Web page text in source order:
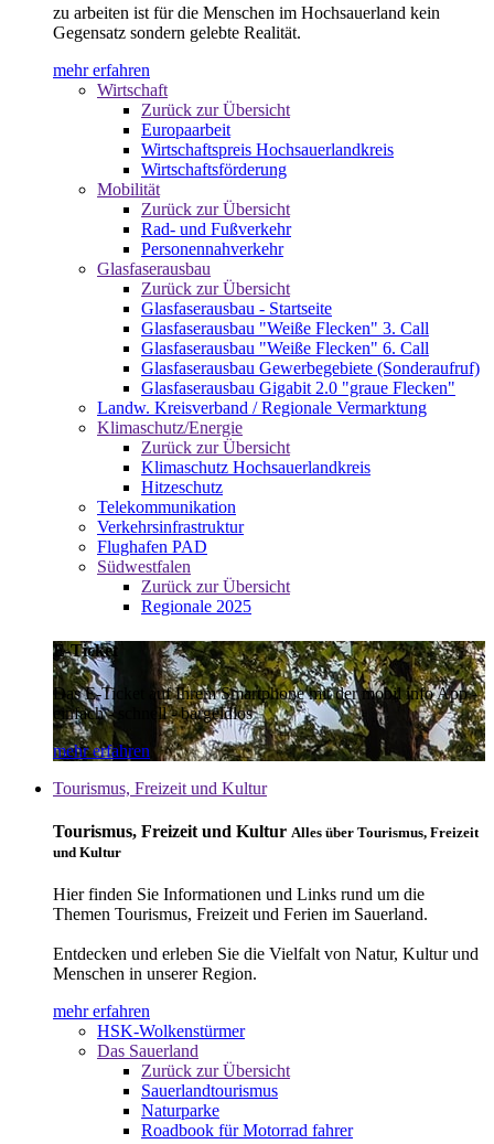
zu arbeiten ist für die Menschen im Hochsauerland kein
Gegensatz sondern gelebte Realität.
mehr erfahren
Wirtschaft
Zurück zur Übersicht
Europaarbeit
Wirtschaftspreis Hochsauerlandkreis
Wirtschaftsförderung
Mobilität
Zurück zur Übersicht
Rad- und Fußverkehr
Personennahverkehr
Glasfaserausbau
Zurück zur Übersicht
Glasfaserausbau - Startseite
Glasfaserausbau "Weiße Flecken" 3. Call
Glasfaserausbau "Weiße Flecken" 6. Call
Glasfaserausbau Gewerbegebiete (Sonderaufruf)
Glasfaserausbau Gigabit 2.0 "graue Flecken"
Landw. Kreisverband / Regionale Vermarktung
Klimaschutz/Energie
Zurück zur Übersicht
Klimaschutz Hochsauerlandkreis
Hitzeschutz
Telekommunikation
Verkehrsinfrastruktur
Flughafen PAD
Südwestfalen
Zurück zur Übersicht
Regionale 2025
E-Ticket
Das E-Ticket auf Ihrem Smartphone mit der mobil info App -
einfach - schnell - bargeldlos
mehr erfahren
Tourismus, Freizeit und Kultur
Tourismus, Freizeit und Kultur Alles über Tourismus, Freizeit
und Kultur
Hier finden Sie Informationen und Links rund um die
Themen Tourismus, Freizeit und Ferien im Sauerland.
Entdecken und erleben Sie die Vielfalt von Natur, Kultur und
Menschen in unserer Region.
mehr erfahren
HSK-Wolkenstürmer
Das Sauerland
Zurück zur Übersicht
Sauerlandtourismus
Naturparke
Roadbook für Motorrad fahrer